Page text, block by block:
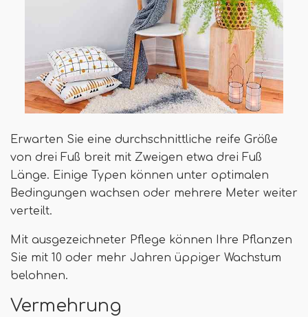
Erwarten Sie eine durchschnittliche reife Größe
von drei Fuß breit mit Zweigen etwa drei Fuß
Länge. Einige Typen können unter optimalen
Bedingungen wachsen oder mehrere Meter weiter
verteilt.
Mit ausgezeichneter Pflege können Ihre Pflanzen
Sie mit 10 oder mehr Jahren üppiger Wachstum
belohnen.
Vermehrung